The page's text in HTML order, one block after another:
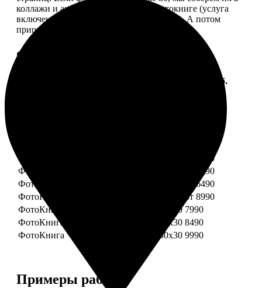
коллажи и аккуратно разместим в фотокниге (услуга
включена, стоимость останется прежней). А потом
пришлем вам на согласование развороты.
Форматы и цены
Цена, руб.
ФотоКнига "Премиум" 20x30
от 4990
ФотоКнига "Премиум" 25x25
от 5990
ФотоКнига "Премиум" 30x30
от 6490
ФотоКнига "Премиум" 30x45
от 8990
ФотоКнига "Премиум" Свадебная 20x20 7990
ФотоКнига "Премиум" Свадебная 20x30 8490
ФотоКнига "Премиум" Свадебная 30x30 9990
Примеры работ